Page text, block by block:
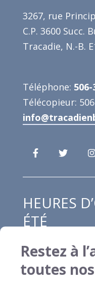
3267, rue
C.P. 3600 Succ.
Tracadie, N.-B.
Téléphone: 506-
Télécopieur:
HEURES
ÉTÉ
Lundi au jeudi :
à 16h30
Restez à
toutes